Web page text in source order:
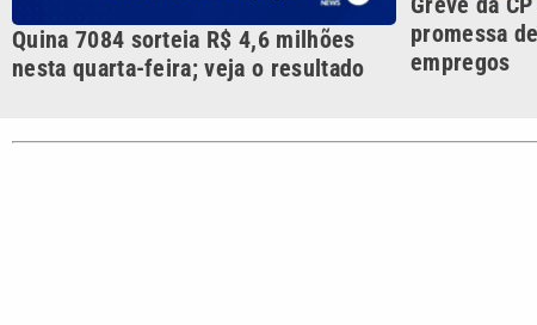
VTV é afiliada do SBT na
Região Metropolitana de
Campinas e Baixada
Polícia